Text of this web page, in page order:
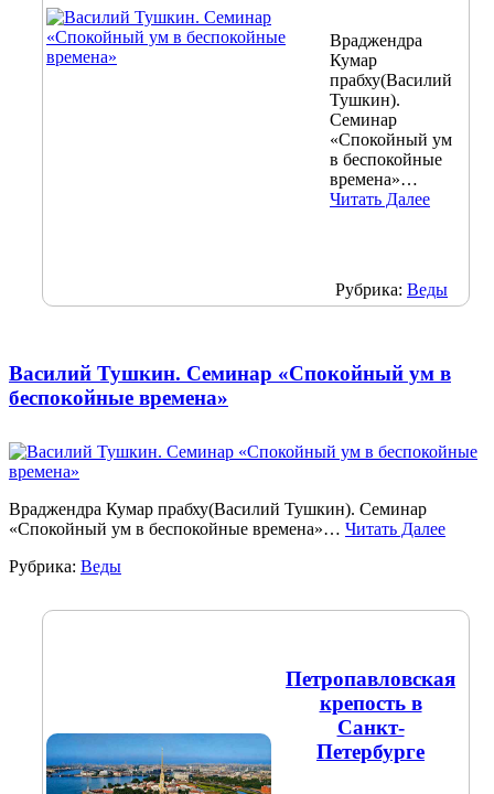
Враджендра
Кумар
прабху(Василий
Тушкин).
Семинар
«Спокойный ум
в беспокойные
времена»…
Читать Далее
Рубрика: Веды
Василий Тушкин. Семинар «Спокойный ум в
беспокойные времена»
Враджендра Кумар прабху(Василий Тушкин). Семинар
«Спокойный ум в беспокойные времена»… Читать Далее
Рубрика: Веды
Петропавловская
крепость в
Санкт-
Петербурге